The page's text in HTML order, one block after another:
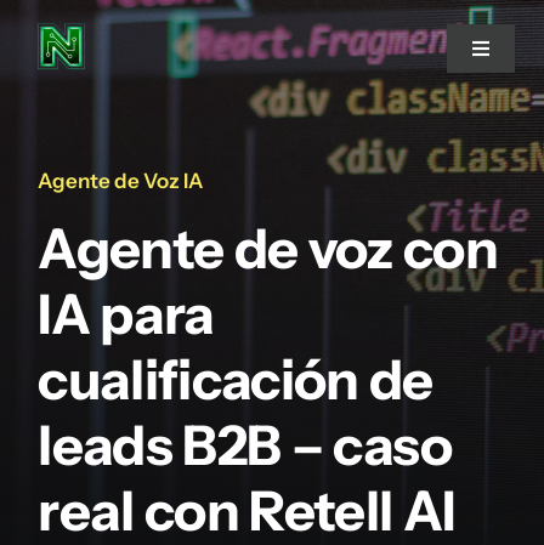
Skip
Toggle
Proyectos
Servicios
Blog
Agente de Voz IA
Agente de voz con
IA para
cualificación de
leads B2B – caso
real con Retell AI